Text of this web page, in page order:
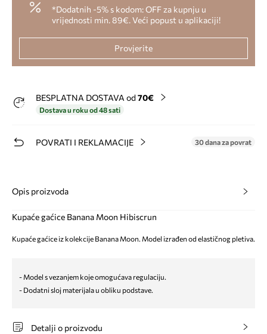
*Dodatnih -5% s kodom: OFF za kupnju u
vrijednosti min. 89€. Veći popust u aplikaciji!
Provjerite
BESPLATNA DOSTAVA od 70€
Dostava u roku od 48 sati
POVRATI I REKLAMACIJE 30 dana za povrat
Opis proizvoda
Kupaće gaćice Banana Moon Hibiscrun
Kupaće gaćice iz kolekcije Banana Moon. Model izrađen od elastičnog pletiva.
- Model s vezanjem koje omogućava regulaciju.
- Dodatni sloj materijala u obliku podstave.
Detalji o proizvodu